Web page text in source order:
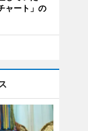
ャート」の